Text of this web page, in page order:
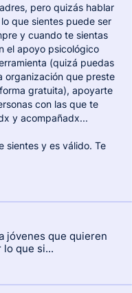
pero quizás hablar
que sientes puede ser
y cuando te sientas
el apoyo psicológico
(quizá puedas
organización que preste
gratuita), apoyarte
con las que te
y acompañadx...
sientes y es válido. Te
jóvenes que quieren
lo que si...